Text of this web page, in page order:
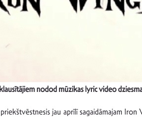
nodod mūzikas lyric video
jau aprīlī sagaidāmajam